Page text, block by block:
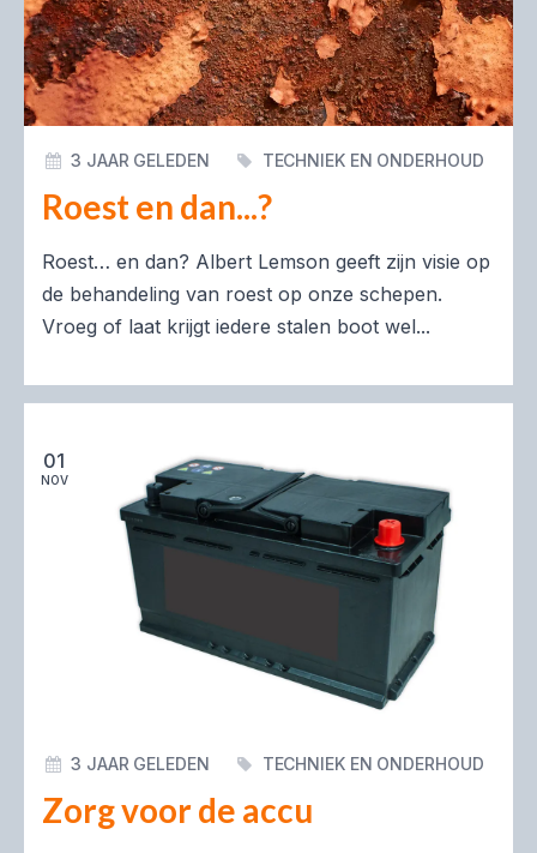
Roest en dan...?
3 JAAR GELEDEN TECHNIEK EN ONDERHOUD
Roest… en dan? Albert Lemson geeft zijn visie op
de behandeling van roest op onze schepen.
Vroeg of laat krijgt iedere stalen boot wel...
01
NOV
Zorg voor de accu
3 JAAR GELEDEN TECHNIEK EN ONDERHOUD